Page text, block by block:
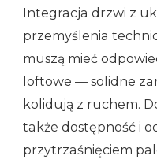
Integracja drzwi z
przemyślenia
muszą mieć
loftowe — solidne
kolidują z ruchem.
także dostępność i
przytrzaśnięciem